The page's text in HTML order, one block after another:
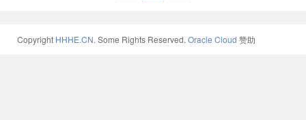
Copyright HHHE.CN. Some Rights Reserved. Oracle Cloud 赞助